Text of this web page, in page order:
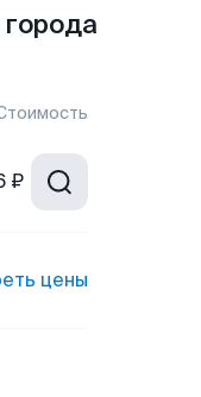
₽
цены